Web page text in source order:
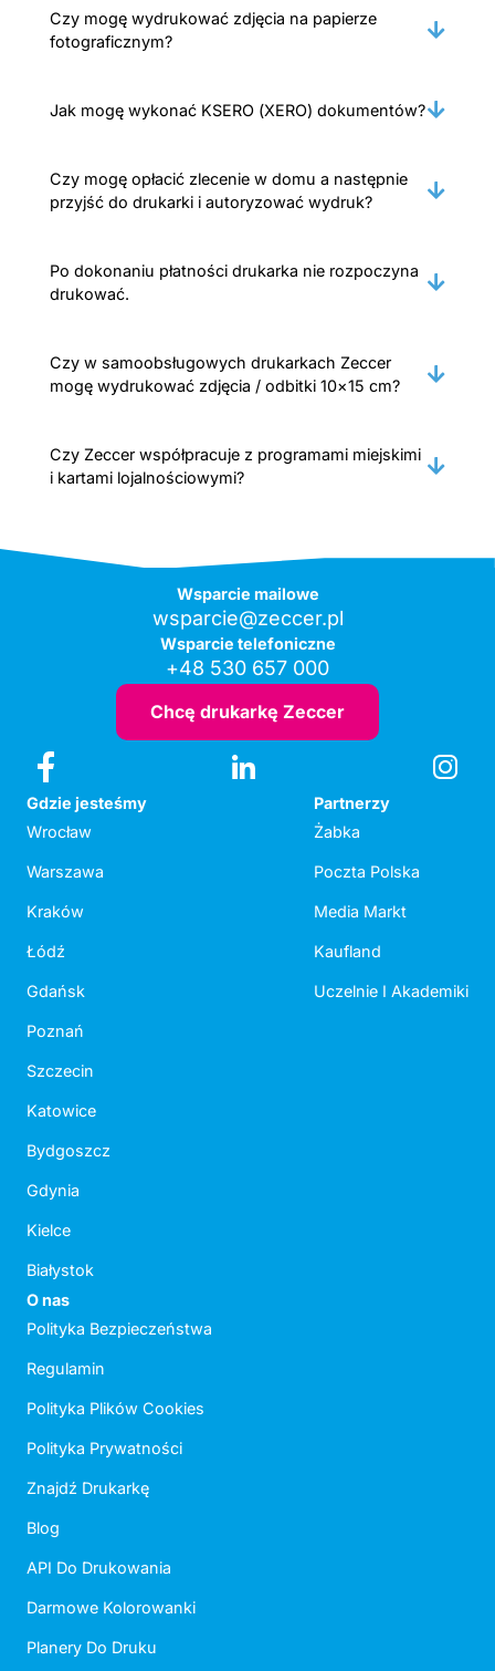
Czy mogę wydrukować zdjęcia na papierze
fotograficznym?
Jak mogę wykonać KSERO (XERO) dokumentów?
Czy mogę opłacić zlecenie w domu a następnie
przyjść do drukarki i autoryzować wydruk?
Po dokonaniu płatności drukarka nie rozpoczyna
drukować.
Czy w samoobsługowych drukarkach Zeccer
mogę wydrukować zdjęcia / odbitki 10×15 cm?
Czy Zeccer współpracuje z programami miejskimi
i kartami lojalnościowymi?
Wsparcie mailowe
wsparcie@zeccer.pl
Wsparcie telefoniczne
+48 530 657 000
Chcę drukarkę Zeccer
Gdzie jesteśmy
Wrocław
Warszawa
Kraków
Łódź
Gdańsk
Poznań
Szczecin
Katowice
Bydgoszcz
Gdynia
Kielce
Białystok
Partnerzy
Żabka
Poczta Polska
Media Markt
Kaufland
Uczelnie I Akademiki
O nas
Polityka Bezpieczeństwa
Regulamin
Polityka Plików Cookies
Polityka Prywatności
Znajdź Drukarkę
Blog
API Do Drukowania
Darmowe Kolorowanki
Planery Do Druku